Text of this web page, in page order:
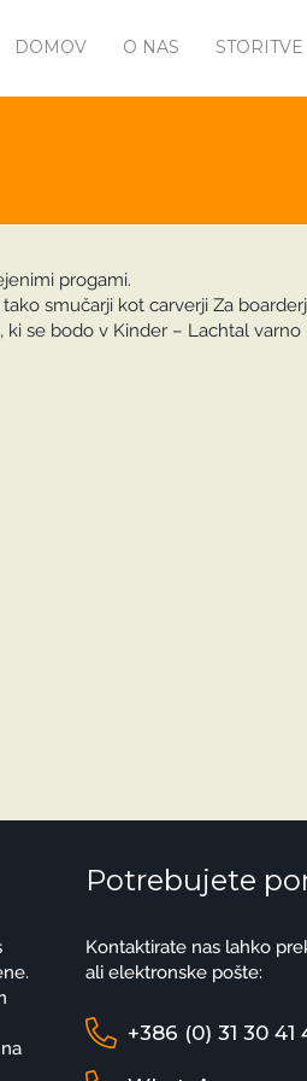
DOMOV O NAS STORITVE
progami.
smučarji kot carverji Za
se bodo v Kinder – Lachtal varno
Potrebujete
Kontaktirate nas lahko
ali elektronske pošte:
+386 (0) 31 30 41